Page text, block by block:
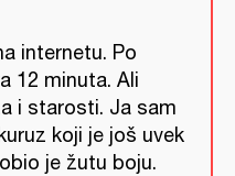
internetu. Po
12 minuta. Ali
i starosti. Ja sam
koji je još uvek
je žutu boju.